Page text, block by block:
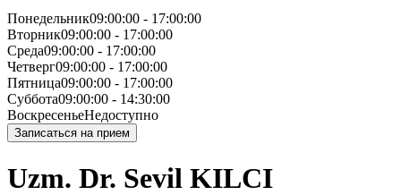
Понедельник09:00:00 - 17:00:00
Вторник09:00:00 - 17:00:00
Среда09:00:00 - 17:00:00
Четверг09:00:00 - 17:00:00
Пятница09:00:00 - 17:00:00
Суббота09:00:00 - 14:30:00
ВоскресеньеНедоступно
Записаться на прием
Uzm. Dr. Sevil KILCI